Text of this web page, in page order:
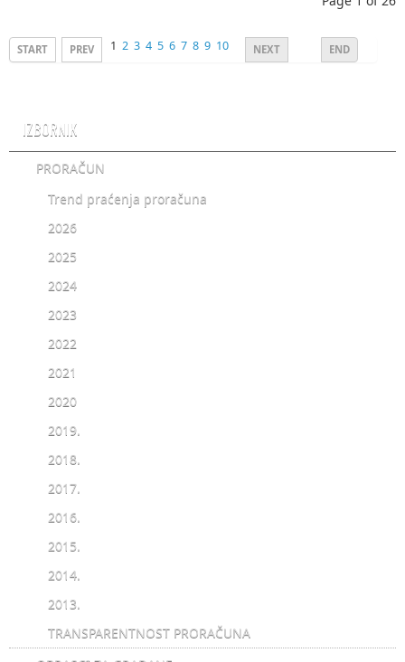
START PREV 1 2 3 4 5 6 7 8 9 10 NEXT END
IZBORNIK
PRORAČUN
Trend praćenja proračuna
2026
2025
2024
2023
2022
2021
2020
2019.
2018.
2017.
2016.
2015.
2014.
2013.
TRANSPARENTNOST PRORAČUNA